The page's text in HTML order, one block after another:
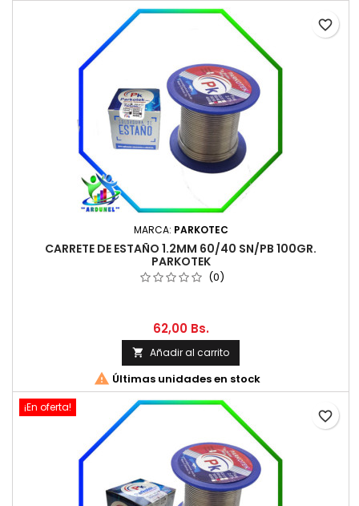
MARCA: PARKOTEC
CARRETE DE ESTAÑO 1.2MM 60/40 SN/PB 100GR.
PARKOTEK
(0)
62,00 Bs.
 Añadir al carrito
 Últimas unidades en stock
favorite_border
¡En oferta!
favorite_border